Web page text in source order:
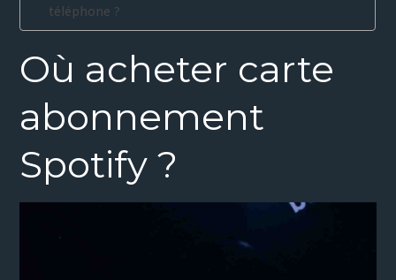
téléphone ?
Où acheter carte
abonnement
Spotify ?